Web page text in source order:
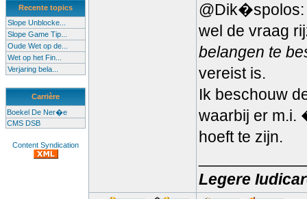
Recente topics
Slope Unblocke...
Slope Game Tip...
Oude Wet op de...
Wet op het Fin...
Verjaring bela...
Carrière
Boekel De Ner�e
CMS DSB
Content Syndication
@Dik�spolos:
wel de vraag
belangen te
vereist is.
Ik beschouw
waarbij er m.i.
hoeft te zijn.
Legere